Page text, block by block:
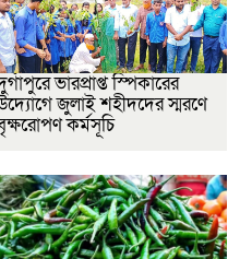
ভারপ্রাপ্ত স্পিকারের
জুলাই শহীদদের স্মরণে
কর্মসূচি